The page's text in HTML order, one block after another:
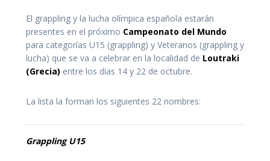
El grappling y la lucha olímpica española estarán
presentes en el próximo Campeonato del Mundo
para categorías U15 (grappling) y Veteranos (grappling y
lucha) que se va a celebrar en la localidad de Loutraki
(Grecia) entre los días 14 y 22 de octubre.
La lista la forman los siguientes 22 nombres:
Grappling U15